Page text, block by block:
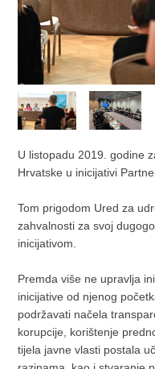
U listopadu 2019. godine
Hrvatske u inicijativi
Tom prigodom Ured za
zahvalnosti za svoj
inicijativom.
Premda više ne upravlja
inicijative od njenog
podržavati načela
korupcije, korištenje
tijela javne vlasti postala